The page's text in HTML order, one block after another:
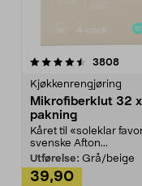
3808
Kjøkkenrengjøring
Mikrofiberklut 32
pakning
Kåret til «soleklar
svenske Afton...
Utførelse: Grå/beige
39,90
4.5av 5 stjerner